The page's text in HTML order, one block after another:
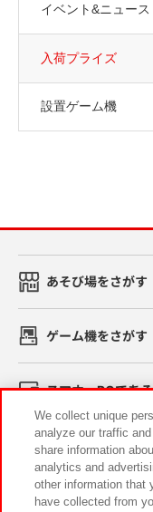
イベント&ニュース
入荷プライズ
設置ゲーム機
あそび場をさがす
ゲーム機をさがす
スマホ・PCであ
イベント・キャン
We collect unique
analyze our traffic
share information
analytics and
other information that
have collected from